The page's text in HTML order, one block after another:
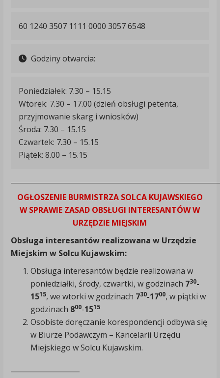
60 1240 3507 1111 0000 3057 6548
Godziny otwarcia:
Poniedziałek: 7.30 – 15.15
Wtorek: 7.30 – 17.00 (dzień obsługi petenta,
przyjmowanie skarg i wniosków)
Środa: 7.30 – 15.15
Czwartek: 7.30 – 15.15
Piątek: 8.00 – 15.15
OGŁOSZENIE BURMISTRZA SOLCA KUJAWSKIEGO
W SPRAWIE ZASAD OBSŁUGI INTERESANTÓW W
URZĘDZIE MIEJSKIM
Obsługa interesantów realizowana w Urzędzie
Miejskim w Solcu Kujawskim:
Obsługa interesantów będzie realizowana w
poniedziałki, środy, czwartki, w godzinach 730-
1515, we wtorki w godzinach 730-1700, w piątki w
godzinach 800-1515
Osobiste doręczanie korespondencji odbywa się
w Biurze Podawczym – Kancelarii Urzędu
Miejskiego w Solcu Kujawskim.